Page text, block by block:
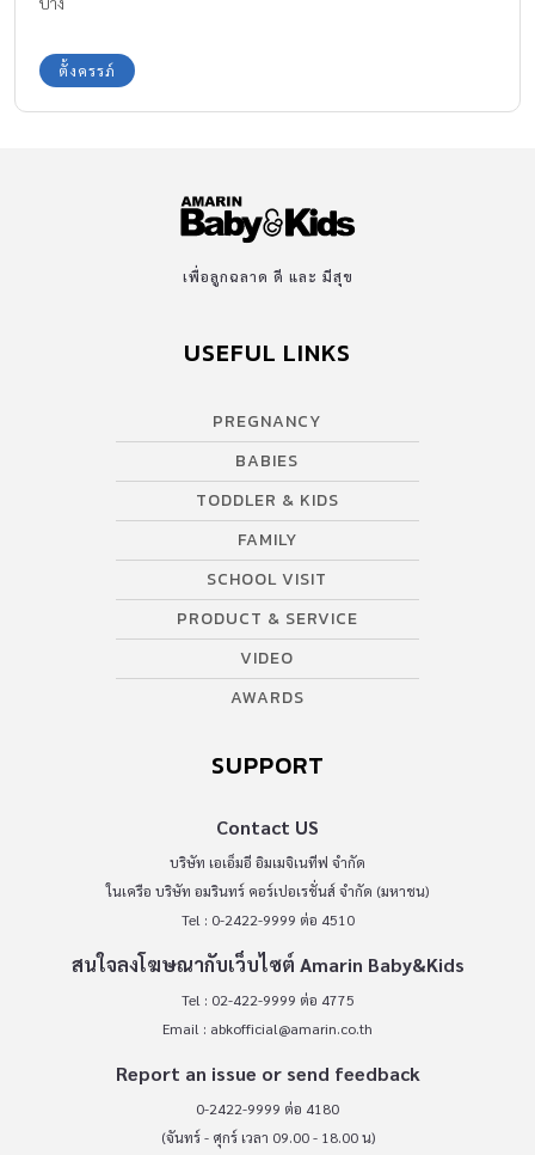
ตั้งครรภ์
เพื่อลูกฉลาด ดี และ มีสุข
USEFUL LINKS
PREGNANCY
BABIES
TODDLER & KIDS
FAMILY
SCHOOL VISIT
PRODUCT & SERVICE
VIDEO
AWARDS
SUPPORT
Contact US
บริษัท เอเอ็มอี อิมเมจิเนทีฟ จำกัด
ในเครือ บริษัท อมรินทร์ คอร์เปอเรชั่นส์ จำกัด (มหาชน)
Tel : 0-2422-9999 ต่อ 4510
สนใจลงโฆษณากับเว็บไซต์ Amarin Baby&Kids
Tel : 02-422-9999 ต่อ 4775
Email : abkofficial@amarin.co.th
Report an issue or send feedback
0-2422-9999 ต่อ 4180
(จันทร์ - ศุกร์ เวลา 09.00 - 18.00 น)